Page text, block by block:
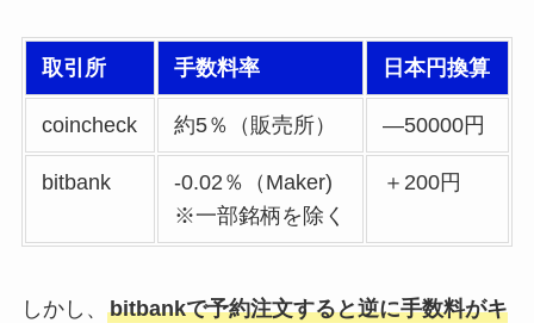
取引所 手数料率 日本円換算
coincheck 約5％（販売所） ―50000円
bitbank
-0.02％（Maker)
※一部銘柄を除く
＋200円
しかし、 bitbankで予約注文すると逆に手数料がキ